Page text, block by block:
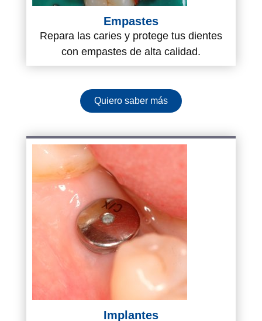
Empastes
Repara las caries y protege tus dientes
con empastes de alta calidad.
Quiero saber más
Implantes